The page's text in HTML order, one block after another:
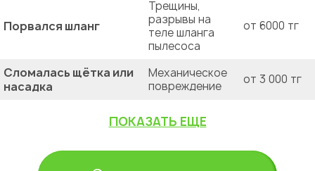
Порвался шланг
Трещины,
разрывы на
теле шланга
пылесоса
от 6000 тг
Сломалась щётка или
насадка
Механическое
повреждение
от 3 000 тг
ПОКАЗАТЬ ЕЩЕ